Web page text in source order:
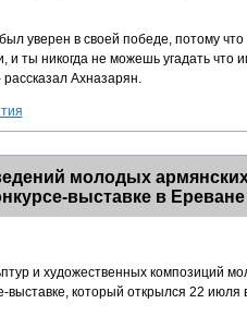
уверен в своей победе, потому что
ты никогда не можешь угадать что
Ахназарян.
молодых
выставке в Ереване
и художественных композиций
выставке, который открылся 22 июля